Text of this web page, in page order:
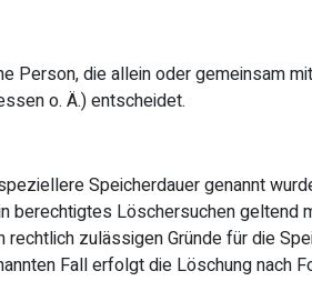
Person, die allein oder gemeinsam
o. Ä.) entscheidet.
Speicherdauer genannt
berechtigtes Löschersuchen geltend
zulässigen Gründe für die
Fall erfolgt die Löschung nach